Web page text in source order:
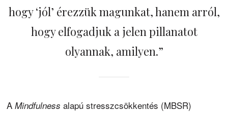
hogy ‘jól’ érezzük magunkat, hanem arról,
hogy elfogadjuk a jelen pillanatot
olyannak, amilyen.”
AMindfulness alapú stresszcsökkentés (MBSR)